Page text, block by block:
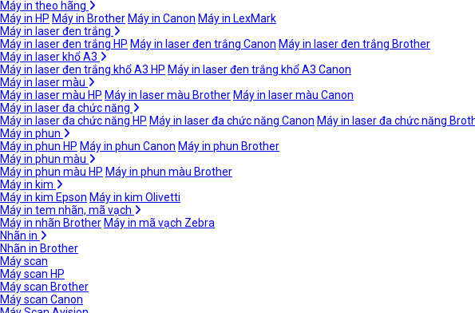
Máy in theo hãng
Máy in HP Máy in Brother Máy in Canon Máy in LexMark
Máy in laser đen trắng
Máy in laser đen trắng HP Máy in laser đen trắng Canon Máy in laser đen trắng Brother
Máy in laser khổ A3
Máy in laser đen trắng khổ A3 HP Máy in laser đen trắng khổ A3 Canon
Máy in laser màu
Máy in laser màu HP Máy in laser màu Brother Máy in laser màu Canon
Máy in laser đa chức năng
Máy in laser đa chức năng HP Máy in laser đa chức năng Canon Máy in laser đa chức năng
Máy in phun
Máy in phun HP Máy in phun Canon Máy in phun Brother
Máy in phun màu
Máy in phun màu HP Máy in phun màu Brother
Máy in kim
Máy in kim Epson Máy in kim Olivetti
Máy in tem nhãn, mã vạch
Máy in nhãn Brother Máy in mã vạch Zebra
Nhãn in
Nhãn in Brother
Máy scan
Máy scan HP
Máy scan Brother
Máy scan Canon